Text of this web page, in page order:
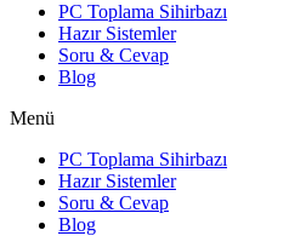
PC Toplama Sihirbazı
Hazır Sistemler
Soru & Cevap
Blog
Menü
PC Toplama Sihirbazı
Hazır Sistemler
Soru & Cevap
Blog